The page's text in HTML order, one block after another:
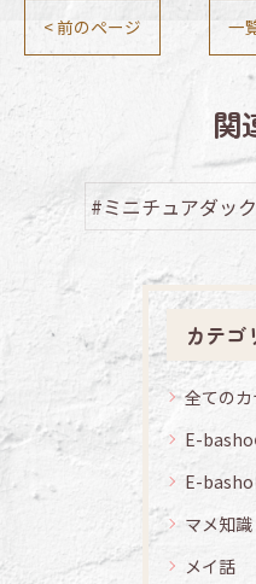
< 前のページ 一
関
#ミニチュアダッ
カテゴ
全ての
E-basho
E-basho
マメ知識
メイ話